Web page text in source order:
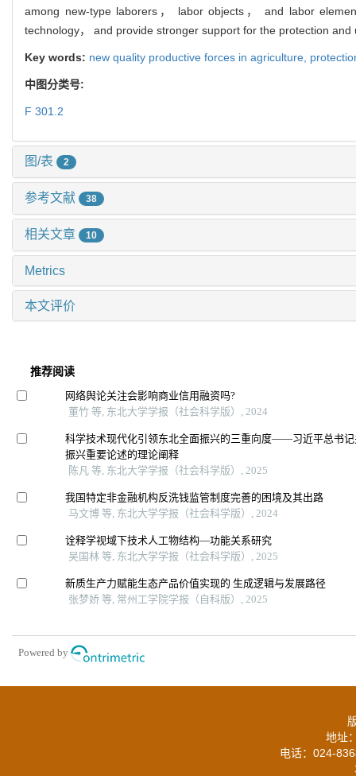
among new-type laborers， labor objects， and labor
technology， and provide stronger support for the protection and
Key words: new quality productive forces in agriculture,
中图分类号:
F 301.2
图/表 2
参考文献 38
相关文章 10
Metrics
本文评价
推荐阅读
网络舆论关注会影响商业信用融资吗?
董竹 等, 东北大学学报（社会科学版）, 2024
科学技术现代化引领东北全面振兴的三重向度——习近平总书记
振兴重要论述的理论阐释
陈凡 等, 东北大学学报（社会科学版）, 2025
我国特定非金融机构反洗钱监管制度完善的困境及其出路
马文博 等, 东北大学学报（社会科学版）, 2024
诠释学视域下技术人工物结构—功能关系研究
吴国林 等, 东北大学学报（社会科学版）, 2025
新质生产力赋能生态产品价值实现的 生成逻辑与发展路径
张梦娇 等, 常州工学院学报（自科版）, 2025
Powered by
地址
电话：024-